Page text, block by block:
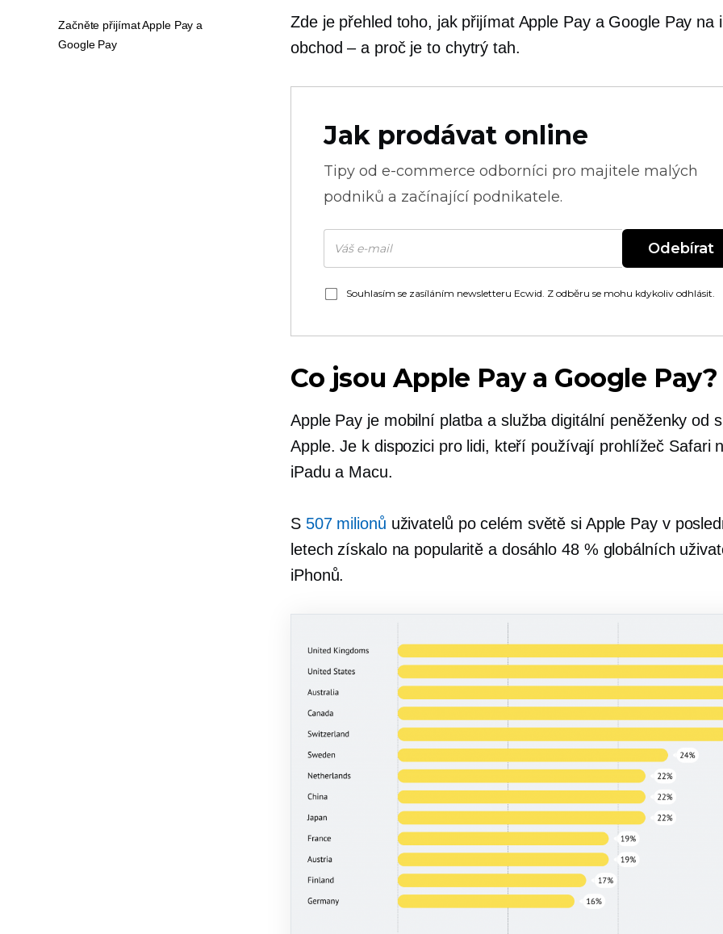
Zde je přehled toho, jak přijímat Apple Pay a Google Pay na
obchod – a proč je to chytrý tah.
Jak prodávat online
Tipy od e-commerce odborníci pro majitele malých
podniků a začínající podnikatele.
Odebírat
Souhlasím se zasíláním newsletteru Ecwid. Z odběru se mohu kdykoliv odhlásit.
Co jsou Apple Pay a Google Pay?
Apple Pay je mobilní platba a služba digitální peněženky od
Apple. Je k dispozici pro lidi, kteří používají prohlížeč Safari
iPadu a Macu.
S 507 milionů uživatelů po celém světě si Apple Pay v
letech získalo na popularitě a dosáhlo 48 % globálních
iPhonů.
Začněte přijímat Apple Pay a
Google Pay